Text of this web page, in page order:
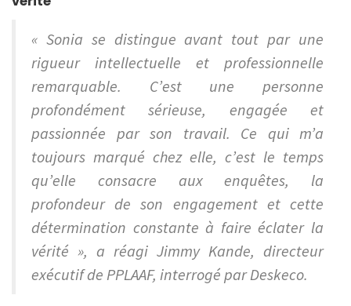
« Sonia se distingue avant tout par une
rigueur intellectuelle et professionnelle
remarquable. C’est une personne
profondément sérieuse, engagée et
passionnée par son travail. Ce qui m’a
toujours marqué chez elle, c’est le temps
qu’elle consacre aux enquêtes, la
profondeur de son engagement et cette
détermination constante à faire éclater la
vérité », a réagi Jimmy Kande, directeur
exécutif de PPLAAF, interrogé par Deskeco.